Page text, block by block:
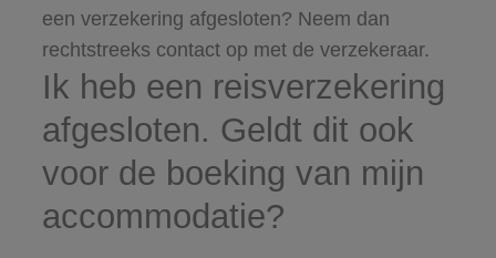
een verzekering afgesloten? Neem dan
rechtstreeks contact op met de verzekeraar.
Ik heb een reisverzekering
afgesloten. Geldt dit ook
voor de boeking van mijn
accommodatie?